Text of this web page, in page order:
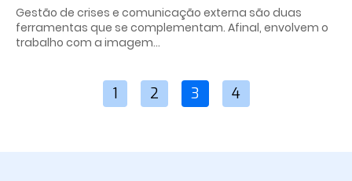
Gestão de crises e comunicação externa são duas
ferramentas que se complementam. Afinal, envolvem o
trabalho com a imagem
1 2 3 4